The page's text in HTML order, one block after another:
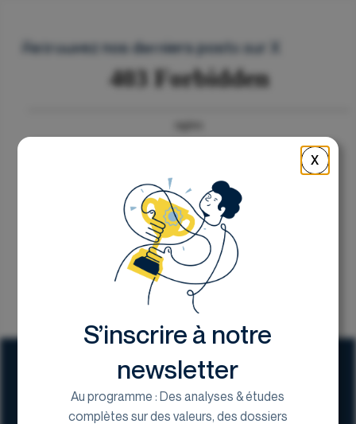
Retrouvez nos derniers posts sur X
X
S’inscrire à notre
newsletter
Au programme : Des analyses & études
complètes sur des valeurs, des dossiers